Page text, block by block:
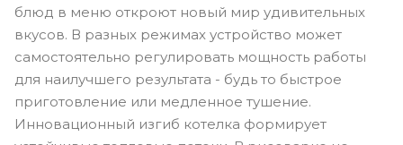
блюд в меню откроют новый мир удивительных
вкусов. В разных режимах устройство может
самостоятельно регулировать мощность работы
для наилучшего результата - будь то быстрое
приготовление или медленное тушение.
Инновационный изгиб котелка формирует